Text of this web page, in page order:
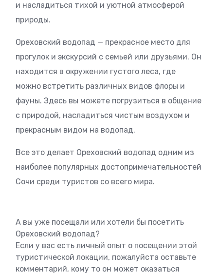
и насладиться тихой и уютной атмосферой
природы.
Ореховский водопад — прекрасное место для
прогулок и экскурсий с семьей или друзьями. Он
находится в окружении густого леса, где
можно встретить различных видов флоры и
фауны. Здесь вы можете погрузиться в общение
с природой, насладиться чистым воздухом и
прекрасным видом на водопад.
Все это делает Ореховский водопад одним из
наиболее популярных достопримечательностей
Сочи среди туристов со всего мира.
А вы уже посещали или хотели бы посетить
Ореховский водопад?
Если у вас есть личный опыт о посещении этой
туристической локации, пожалуйста оставьте
комментарий, кому то он может оказаться